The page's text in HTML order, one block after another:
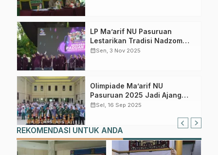
LP Ma’arif NU Pasuruan
Lestarikan Tradisi Nadzom
Aqidatul Awam Lewat Lomba
calendar_monthSen, 3 Nov 2025
Olimpiade Ma’arif NU
Pasuruan 2025 Jadi Ajang
Motivasi Pelajar untuk Terus
calendar_monthSel, 16 Sep 2025
REKOMENDASI UNTUK ANDA